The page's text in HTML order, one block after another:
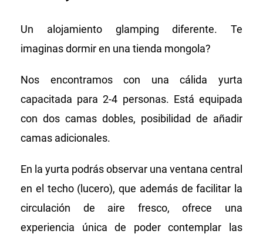
Un alojamiento glamping diferente. Te
imaginas dormir en una tienda mongola?
Nos encontramos con una cálida yurta
capacitada para 2-4 personas. Está equipada
con dos camas dobles, posibilidad de añadir
camas adicionales.
En la yurta podrás observar una ventana central
en el techo (lucero), que además de facilitar la
circulación de aire fresco, ofrece una
experiencia única de poder contemplar las